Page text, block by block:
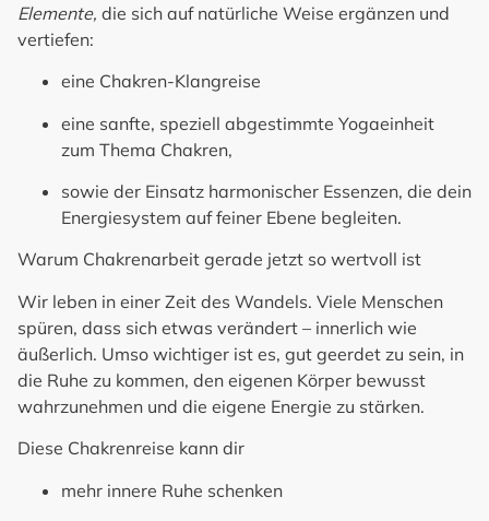
Elemente, die sich auf natürliche Weise ergänzen und
vertiefen:
eine Chakren-Klangreise
eine sanfte, speziell abgestimmte Yogaeinheit
zum Thema Chakren,
sowie der Einsatz harmonischer Essenzen, die dein
Energiesystem auf feiner Ebene begleiten.
Warum Chakrenarbeit gerade jetzt so wertvoll ist
Wir leben in einer Zeit des Wandels. Viele Menschen
spüren, dass sich etwas verändert – innerlich wie
äußerlich. Umso wichtiger ist es, gut geerdet zu sein, in
die Ruhe zu kommen, den eigenen Körper bewusst
wahrzunehmen und die eigene Energie zu stärken.
Diese Chakrenreise kann dir
mehr innere Ruhe schenken